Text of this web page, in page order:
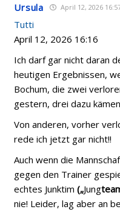
Ursula April 12, 2026
Tutti
April 12, 2026 16:16
Ich darf gar nicht daran
heutigen Ergebnissen,
Bochum, die zwei
gestern, drei dazu
Von anderen, vorher
rede ich jetzt gar nicht!!
Auch wenn die
gegen den Trainer
echtes Junktim(„Jung
nie! Leider, lag aber an